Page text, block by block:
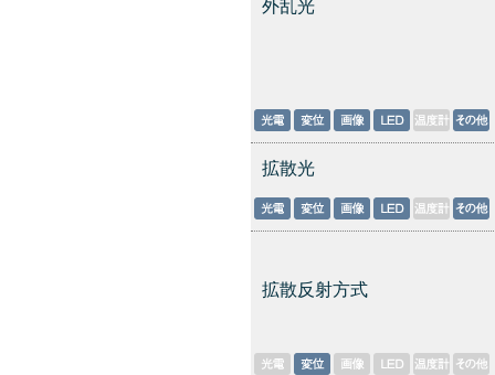
外乱光
拡散光
拡散反射方式